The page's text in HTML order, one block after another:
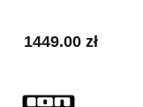
1449.00 zł